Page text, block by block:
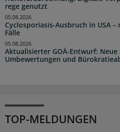
rege genutzt
Cyclosporiasis-Ausbruch in USA
Fälle
05.08.2026
Aktualisierter GOÄ-Entwurf: Neue
Umbewertungen und
05.08.2026
TOP-MELDUNGEN